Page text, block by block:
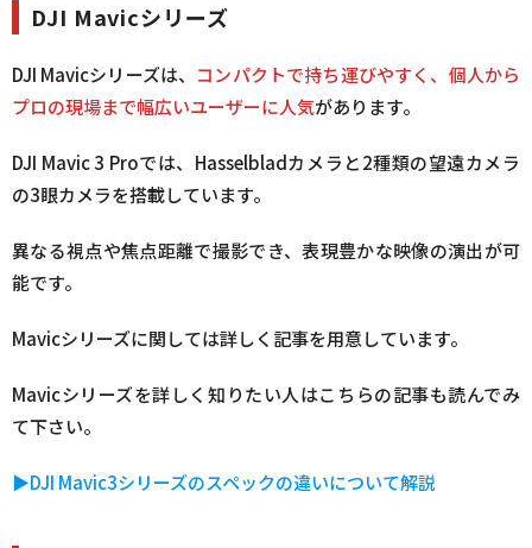
DJI Mavicシリーズ
DJI Mavicシリーズは、 コンパクトで持ち運びやすく、個人から
プロの現場まで幅広いユーザーに人気があります。
DJI Mavic 3 Proでは、Hasselbladカメラと2種類の望遠カメラ
の3眼カメラを搭載しています。
異なる視点や焦点距離で撮影でき、表現豊かな映像の演出が可
能です。
Mavicシリーズに関しては詳しく記事を用意しています。
Mavicシリーズを詳しく知りたい人はこちらの記事も読んでみ
て下さい。
▶︎DJI Mavic3シリーズのスペックの違いについて解説